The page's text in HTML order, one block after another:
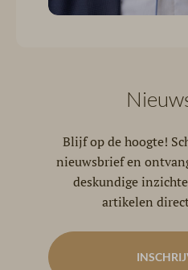
Blijf op de hoogte!
nieuwsbrief en
deskundige
artikelen